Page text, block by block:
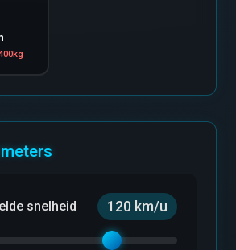
snelheid 120 km/u